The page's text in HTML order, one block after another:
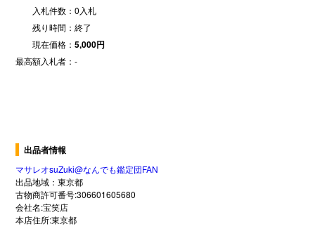
入札件数： 0入札
残り時間： 終了
現在価格： 5,000円
最高額入札者： -
出品者情報
マサレオsuZuki@なんでも鑑定団FAN
出品地域：東京都
古物商許可番号:306601605680
会社名:宝笑店
本店住所:東京都